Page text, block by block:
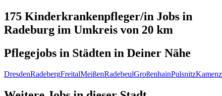
175 Kinderkrankenpfleger/in Jobs in
Radeburg im Umkreis von 20 km
Pflegejobs in Städten in Deiner Nähe
DresdenRadebergFreitalMeißenRadebeulGroßenhainPulsnitzKamenz